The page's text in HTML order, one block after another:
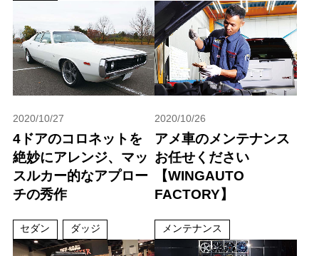
2020/10/27
4ドアのコロネットを
絶妙にアレンジ、マッ
スルカー的なアプロー
チの秀作
セダン ダッジ
2020/10/26
アメ車のメンテナンス
お任せください
【WINGAUTO
FACTORY】
メンテナンス